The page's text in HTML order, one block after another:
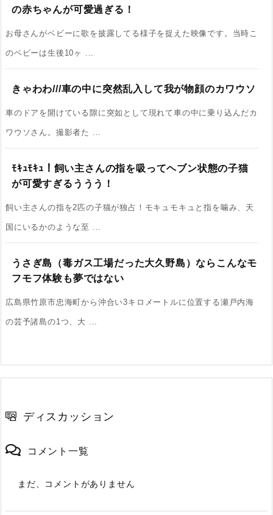
の赤ちゃんが可愛過ぎる！
お母さんがベビーに歌を披露してる様子を捉えた映像です。当時こ
のベビーは生後10ヶ ...
きゃわわ///車の中に突然乱入して我が物顔のカワウソ
車のドアを開けている隙に突如として現れて車の中に乗り込んだカ
ワウソさん。撮影者た ...
ﾓｷｭﾓｷｭ！飼い主さんの指を吸ってヘブン状態の子猫
が可愛すぎるううう！
飼い主さんの指を2匹の子猫が独占！モキュモキュと指を噛み、天
国にいるかのような至 ...
うさぎ島（毒ガス工場だった大久野島）ならこんなモ
フモフ体験も夢ではない
広島県竹原市忠海町から沖合い3キロメートルに位置する瀬戸内海
の芸予諸島の1つ、大 ...
ディスカッション
コメント一覧
まだ、コメントがありません